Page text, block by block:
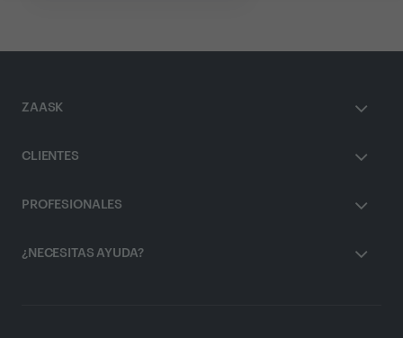
ZAASK
CLIENTES
PROFESIONALES
¿NECESITAS AYUDA?